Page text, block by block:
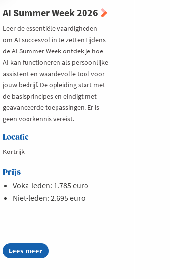
AI Summer Week 2026
Leer de essentiële vaardigheden
om AI succesvol in te zettenTijdens
de AI Summer Week ontdek je hoe
AI kan functioneren als persoonlijke
assistent en waardevolle tool voor
jouw bedrijf. De opleiding start met
de basisprincipes en eindigt met
geavanceerde toepassingen. Er is
geen voorkennis vereist.
Locatie
Kortrijk
Prijs
Voka-leden: 1.785 euro
Niet-leden: 2.695 euro
Lees meer
about
AI